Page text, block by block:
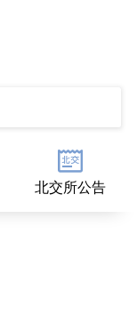
北交所公告